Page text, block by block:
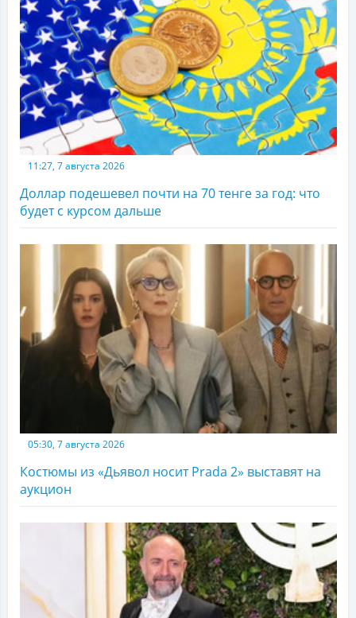
11:27, 7 августа 2026
Доллар подешевел почти на 70 тенге за год: что
будет с курсом дальше
05:30, 7 августа 2026
Костюмы из «Дьявол носит Prada 2» выставят на
аукцион